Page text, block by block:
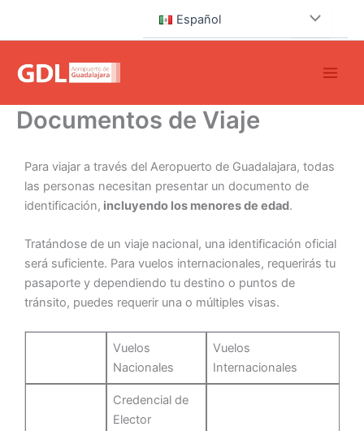
Español
Documentos de Viaje
Para viajar a través del Aeropuerto de Guadalajara, todas
las personas necesitan presentar un documento de
identificación, incluyendo los menores de edad.
Tratándose de un viaje nacional, una identificación oficial
será suficiente. Para vuelos internacionales, requerirás tu
pasaporte y dependiendo tu destino o puntos de
tránsito, puedes requerir una o múltiples visas.
Vuelos
Nacionales
Vuelos
Internacionales
Credencial de
Elector